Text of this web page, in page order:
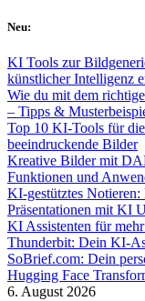
Skip
content
Neu:
KI Tools zur
künstlicher Intelligenz
Wie du mit dem
– Tipps &
Top 10 KI-Tools für
beeindruckende Bilder
Kreative Bilder mit
Funktionen und
KI-gestütztes
Präsentationen mit KI
KI Assistenten für
Thunderbit: Dein KI-
SoBrief.com: Dein
Hugging Face
6. August 2026